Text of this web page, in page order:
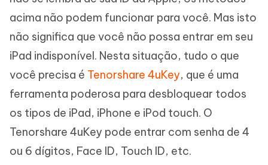
acima não podem funcionar para você. Mas isto
não significa que você não possa entrar em seu
iPad indisponível. Nesta situação, tudo o que
você precisa é Tenorshare 4uKey, que é uma
ferramenta poderosa para desbloquear todos
os tipos de iPad, iPhone e iPod touch. O
Tenorshare 4uKey pode entrar com senha de 4
ou 6 dígitos, Face ID, Touch ID, etc.